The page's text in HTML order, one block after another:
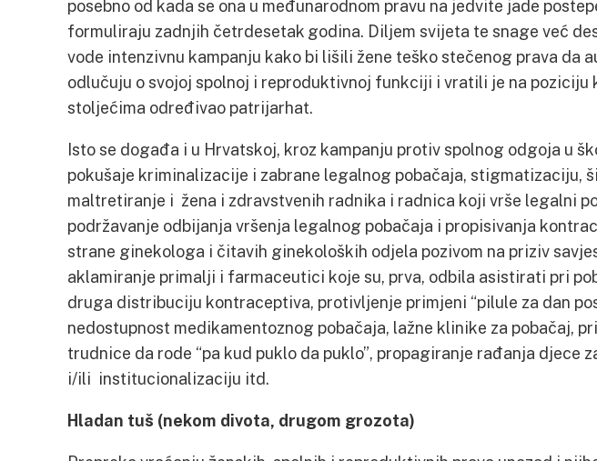
posebno od kada se ona u međunarodnom pravu na jedvite jade
formuliraju zadnjih četrdesetak godina. Diljem svijeta te snage već
vode intenzivnu kampanju kako bi lišili žene teško stečenog prava da
odlučuju o svojoj spolnoj i reproduktivnoj funkciji i vratili je na poziciju
stoljećima određivao patrijarhat.
Isto se događa i u Hrvatskoj, kroz kampanju protiv spolnog odgoja u
pokušaje kriminalizacije i zabrane legalnog pobačaja, stigmatizaciju,
maltretiranje i žena i zdravstvenih radnika i radnica koji vrše legalni
podržavanje odbijanja vršenja legalnog pobačaja i propisivanja
strane ginekologa i čitavih ginekoloških odjela pozivom na priziv
aklamiranje primalji i farmaceutici koje su, prva, odbila asistirati pri
druga distribuciju kontraceptiva, protivljenje primjeni “pilule za dan
nedostupnost medikamentoznog pobačaja, lažne klinike za pobačaj,
trudnice da rode “pa kud puklo da puklo”, propagiranje rađanja djece
i/ili institucionalizaciju itd.
Hladan tuš (nekom divota, drugom grozota)